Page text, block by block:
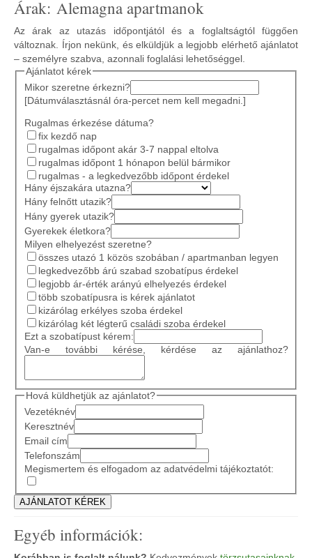
Árak: Alemagna apartmanok
Az árak az utazás időpontjától és a foglaltságtól függően
változnak. Írjon nekünk, és elküldjük a legjobb elérhető ajánlatot
– személyre szabva, azonnali foglalási lehetőséggel.
Ajánlatot kérek
Mikor szeretne érkezni?
[Dátumválasztásnál óra-percet nem kell megadni.]
Rugalmas érkezése dátuma?
fix kezdő nap
rugalmas időpont akár 3-7 nappal eltolva
rugalmas időpont 1 hónapon belül bármikor
rugalmas - a legkedvezőbb időpont érdekel
Hány éjszakára utazna?
Hány felnőtt utazik?
Hány gyerek utazik?
Gyerekek életkora?
Milyen elhelyezést szeretne?
összes utazó 1 közös szobában / apartmanban legyen
legkedvezőbb árú szabad szobatípus érdekel
legjobb ár-érték arányú elhelyezés érdekel
több szobatípusra is kérek ajánlatot
kizárólag erkélyes szoba érdekel
kizárólag két légterű családi szoba érdekel
Ezt a szobatípust kérem:
Van-e további kérése, kérdése az ajánlathoz?
Hová küldhetjük az ajánlatot?
Vezetéknév
Keresztnév
Email cím
Telefonszám
Megismertem és elfogadom az adatvédelmi tájékoztatót:
Egyéb információk: